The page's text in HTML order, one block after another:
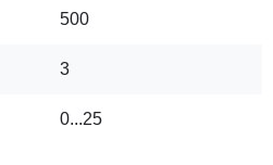
500
3
0...25